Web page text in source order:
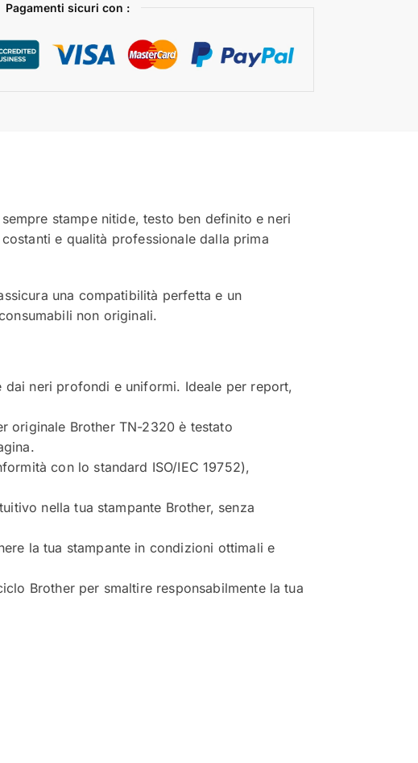
Pagamenti sicuri con :
stampe nitide, testo ben definito e neri
e qualità professionale dalla prima
una compatibilità perfetta e un
non originali.
neri profondi e uniformi. Ideale per report,
originale Brother TN-2320 è testato
con lo standard ISO/IEC 19752),
nella tua stampante Brother, senza
la tua stampante in condizioni ottimali e
Brother per smaltire responsabilmente la tua